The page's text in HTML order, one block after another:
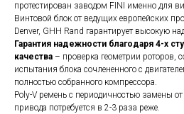
протестирован заводом FINI именно для
Винтовой блок от ведущих европейских
Denver, GHH Rand гарантирует высокую
Гарантия надежности благодаря 4-х
качества – проверка геометрии роторов,
испытания блока сочлененного с
полностью собранного компрессора.
Poly-V ремень с периодичностью замены
привода потребуется в 2-3 раза реже.